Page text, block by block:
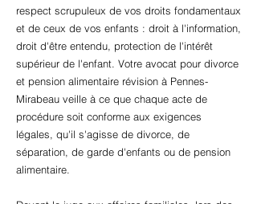
respect scrupuleux de vos droits fondamentaux
et de ceux de vos enfants : droit à l'information,
droit d'être entendu, protection de l'intérêt
supérieur de l'enfant. Votre avocat pour divorce
et pension alimentaire révision à Pennes-
Mirabeau veille à ce que chaque acte de
procédure soit conforme aux exigences
légales, qu'il s'agisse de divorce, de
séparation, de garde d'enfants ou de pension
alimentaire.